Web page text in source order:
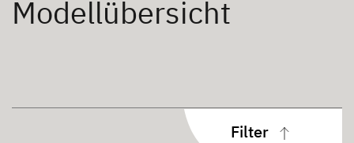
Modellübersicht
Filter